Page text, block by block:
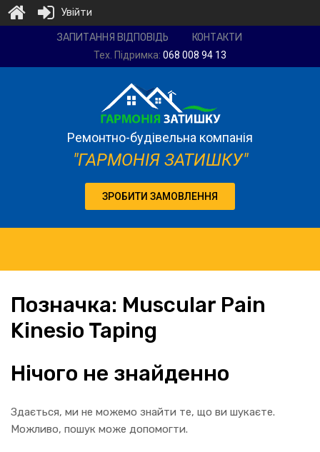
компанія
ЗАПИТАННЯ ВІДПОВІДЬ КОНТАКТИ
Тех. Підримка: 068 008 94 13
Ремонтно-будівельна компанія
"ГАРМОНІЯ ЗАТИШКУ"
ЗРОБИТИ ЗАМОВЛЕННЯ
Позначка: Muscular Pain
Kinesio Taping
Нічого не знайденно
Здається, ми не можемо знайти те, що ви шукаєте.
Можливо, пошук може допомогти.
Увійти